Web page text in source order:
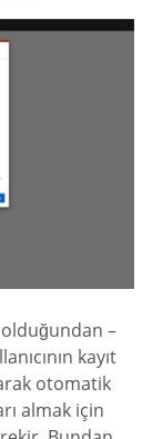
–
kayıt
otomatik
almak için